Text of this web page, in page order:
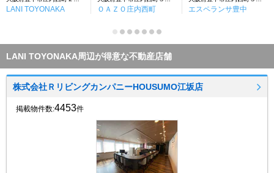
LANI TOYONAKA ＯＡＺＯ庄内西町 エスペランサ豊中
LANI TOYONAKA周辺が得意な不動産店舗
株式会社ＲリビングカンパニーHOUSUMO江坂店
掲載物件数:4453件